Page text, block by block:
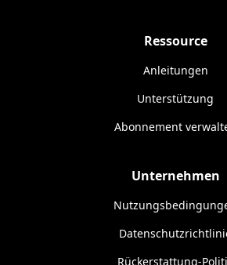
Ressource
Anleitungen
Unterstützung
Abonnement
Unternehmen
Rückerstattung-